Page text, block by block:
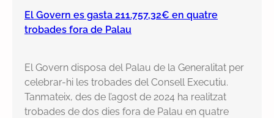
El Govern es gasta 211.757,32€ en quatre
trobades fora de Palau
El Govern disposa del Palau de la Generalitat per
celebrar-hi les trobades del Consell Executiu.
Tanmateix, des de l’agost de 2024 ha realitzat
trobades de dos dies fora de Palau en quatre